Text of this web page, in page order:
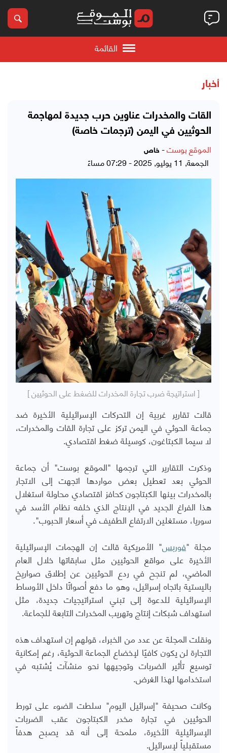
القائمة
أخبار
القات والمخدرات عناوين حرب جديدة لمهاجمة
الحوثيين في اليمن (ترجمات خاصة)
الموقع بوست- خاص
الجمعة, 11 يوليو, 2025 - 07:29 مساءً
[ استراتيجة ضرب تجارة المخدرات للضغط على الحوثيين ]
قالت تقارير غربية إن التحركات الإسرائيلية الأخيرة ضد
جماعة الحوثي في اليمن تركز على تجارة القات والمخدرات،
لا سيما الكبتاغون، كوسيلة ضغط اقتصادي.
وذكرت التقارير التي ترجمها "الموقع بوست" أن جماعة
الحوثي بعد تعطيل بعض مواردها اتجهت إلى الاتجار
بالمخدرات بينها الكبتاجون كحافز اقتصادي محاولة استغلال
هذا الفراغ الجديد في الإنتاج الذي خلفه نظام الأسد في
سوريا، مستغلين الارتفاع الطفيف في أسعار الحبوب".
مجلة "فوربس" الأمريكية قالت إن الهجمات الإسرائيلية
الأخيرة على مواقع الحوثيين مثل سابقاتها خلال العام
الماضي، لم تنجح في ردع الحوثيين عن إطلاق صواريخ
باليستية باتجاه إسرائيل، وهو ما دفع أصواتًا داخل الأوساط
الإسرائيلية للدعوة إلى تبني استراتيجيات جديدة، مثل
استهداف شبكات إنتاج وتهريب المخدرات التابعة للجماعة.
ونقلت المجلة عن عدد من الخبراء، قولهم إن استهداف هذه
التجارة لن يكون كافيًا لإخضاع الجماعة الحوثية، رغم إمكانية
توسيع تأثير الضربات وتوجيهها نحو منشآت يُشتبه في
استخدامها لهذا الغرض.
وكانت صحيفة "إسرائيل اليوم" سلطت الضوء على تورط
الحوثيين في تجارة مخدر الكبتاجون عقب الضربات
الإسرائيلية الأخيرة، ملمحة إلى أنه قد يصبح هدفاً
مستقبلياً لإسرائيل.